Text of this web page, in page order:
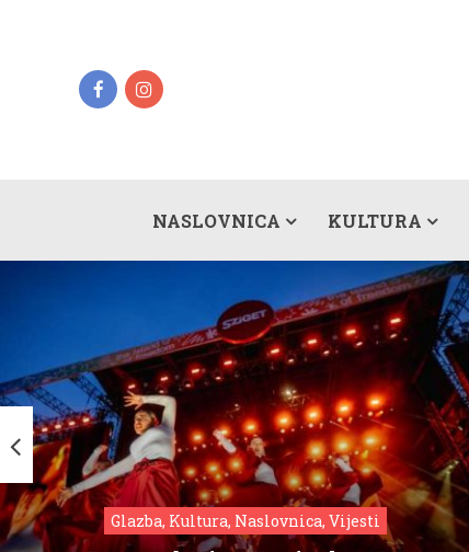
NASLOVNICA KULTURA
Glazba, Kultura, Naslovnica, Vijesti